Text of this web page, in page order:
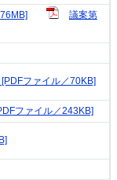
議案第
ファイル／70KB]
ファイル／243KB]